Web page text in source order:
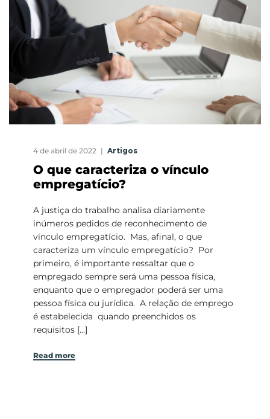
4 de abril de 2022 Artigos
O que caracteriza o vínculo
empregatício?
A justiça do trabalho analisa diariamente
inúmeros pedidos de reconhecimento de
vínculo empregatício. Mas, afinal, o que
caracteriza um vínculo empregatício? Por
primeiro, é importante ressaltar que o
empregado sempre será uma pessoa física,
enquanto que o empregador poderá ser uma
pessoa física ou jurídica. A relação de emprego
é estabelecida quando preenchidos os
requisitos […]
Read more